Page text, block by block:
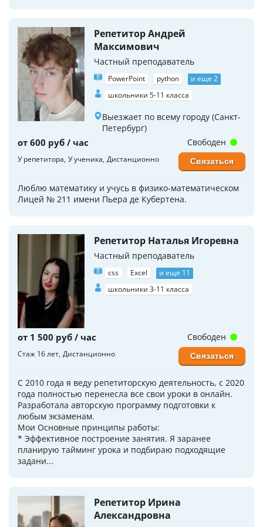
Репетитор Андрей
Максимович
Частный преподаватель
PowerPoint python
и еще 2
школьники 5-11 класса
Выезжает по всему городу (Санкт-
Петербург)
от 600 руб / час
У репетитора У ученика Дистанционно
Люблю математику и учусь в физико-математическом
Лицей № 211 имени Пьера де Кубертена.
Свободен
Связаться
Репетитор Наталья Игоревна
Частный преподаватель
css Excel
и еще 11
школьники 3-11 класса
от 1 500 руб / час
Стаж 16 лет Дистанционно
С 2010 года я веду репетиторскую деятельность, с 2020
года полностью перенесла все свои уроки в онлайн.
Разработала авторскую программу подготовки к
любым экзаменам.
Мои Основные принципы работы:
* Эффективное построение занятия. Я заранее
планирую тайминг урока и подбираю подходящие
задани...
Свободен
Связаться
Репетитор Ирина
Александровна